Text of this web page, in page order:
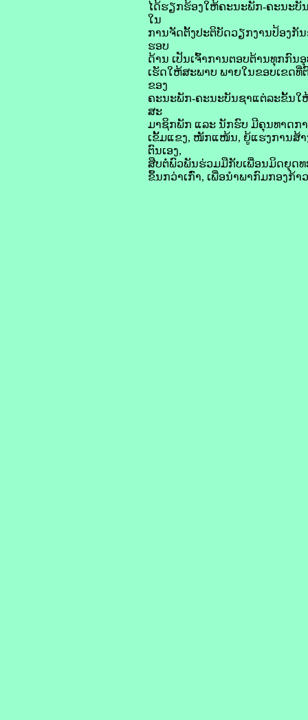
ໄດ້ຮຽກຮ້ອງໃຫ້ຄະນະພັກ-ຄະນະບັ
ໃນ
ການຈັດຕັ້ງປະຕິບັດວຽກງານປ້ອງກັ
ຮອບ
ດ້ານ ເປັນເຈົ້າການຕອບຕ້ານທຸກກົ
ເຮັດໃຫ້ສະພາບ ພາຍໃນຂອບເຂດ
ຂອງ
ຄະນະພັກ-ຄະນະບັນຊາແຕ່ລະຂັ້ນໃ
ສະ
ມາຊິກພັກ ແລະ ນັກຮົບ ມີຄຸນທາດກ
ເຂັ້ມແຂງ, ໜັກແໜ້ນ, ຍູ້ແຮງການສ້າ
ຕົນເອງ,
ສືບຕໍ່ພົວພັນຮ່ວມມືກັບເພື່ອນມິດຍຸດ
ຂຶ້ນກວ່າເກົ່າ, ເພື່ອນຳພາກົມກອງກ້